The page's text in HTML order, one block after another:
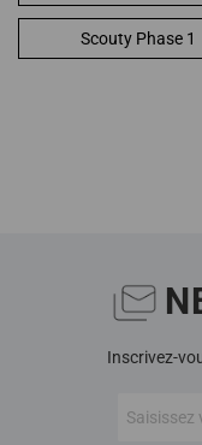
Scouty Phase 1
Inscrivez-